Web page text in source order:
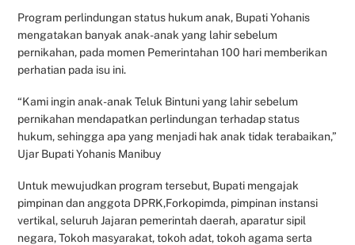
Program perlindungan status hukum anak, Bupati Yohanis
mengatakan banyak anak-anak yang lahir sebelum
pernikahan, pada momen Pemerintahan 100 hari memberikan
perhatian pada isu ini.
“Kami ingin anak-anak Teluk Bintuni yang lahir sebelum
pernikahan mendapatkan perlindungan terhadap status
hukum, sehingga apa yang menjadi hak anak tidak terabaikan,”
Ujar Bupati Yohanis Manibuy
Untuk mewujudkan program tersebut, Bupati mengajak
pimpinan dan anggota DPRK,Forkopimda, pimpinan instansi
vertikal, seluruh Jajaran pemerintah daerah, aparatur sipil
negara, Tokoh masyarakat, tokoh adat, tokoh agama serta